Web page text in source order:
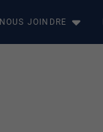
NOUS JOINDRE